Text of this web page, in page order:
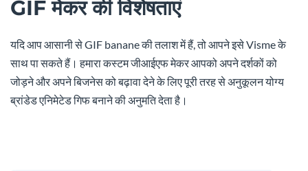
GIF मेकर की विशेषताएं
यदि आप आसानी से GIF banane की तलाश में हैं, तो आपने इसे Visme के
साथ पा सकते हैं। हमारा कस्टम जीआईएफ मेकर आपको अपने दर्शकों को
जोड़ने और अपने बिजनेस को बढ़ावा देने के लिए पूरी तरह से अनुकूलन योग्य
ब्रांडेड एनिमेटेड गिफ बनाने की अनुमति देता है।